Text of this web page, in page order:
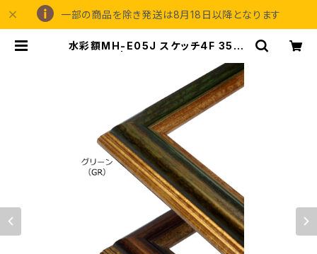
一部の商品を除き発送は8月18日以降となります
水彩額MH-E05J スケッチ4F 352×